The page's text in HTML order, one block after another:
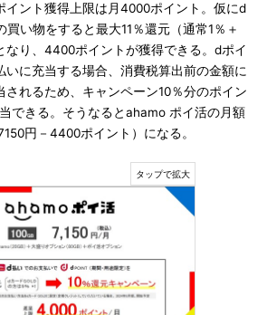
ント獲得上限は月4000ポイント。仮にd
い物をすると最大11％還元（通常1％＋
なり、4400ポイントが獲得できる。dポイ
いに充当する場合、消費税算出前の金額に
されるため、キャンペーン10％分のポイン
できる。そうなるとahamo ポイ活の月額
円－4400ポイント）になる。